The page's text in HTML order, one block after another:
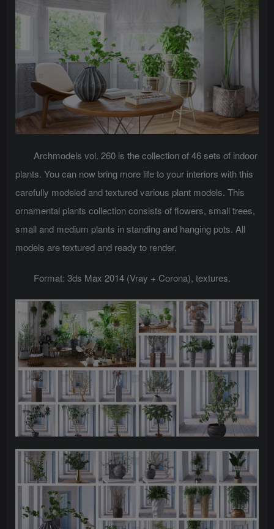
Archmodels vol. 260 is the collection of 46 sets of indoor
plants. You can now bring more life to your interiors with this
carefully modeled and textured various plant models. This
ornamental plants collection consists of flowers, small trees,
small and medium plants in standing and hanging pots. All
models are textured and ready to render.
Format: 3ds Max 2014 (Vray + Corona), textures.